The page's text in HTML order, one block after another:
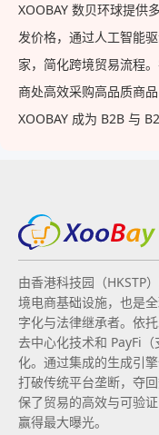
XOOBAY 数贝环球提供
发价格，通过人工智能
家，简化跨境贸易流程
商处高效采购高品质商
XOOBAY 成为 B2B 与
由香港科技园（HKSTP
境电商基础设施，也是
字化与法律继承者。依
去中心化技术和 PayFi
化。通过集成的生成引
打破传统平台垄断，夺
保了贸易的高效与可验
赢得最大曝光。